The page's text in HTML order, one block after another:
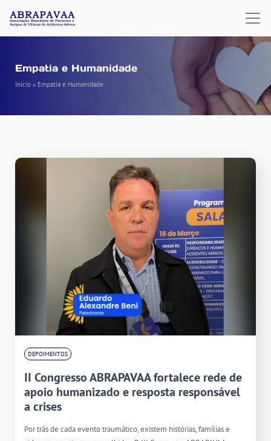
Empatia e Humanidade
Início » Empatia e Humanidade
DEPOIMENTOS
II Congresso ABRAPAVAA fortalece rede de
apoio humanizado e resposta responsável
a crises
Por trás de cada evento traumático, existem histórias, famílias e